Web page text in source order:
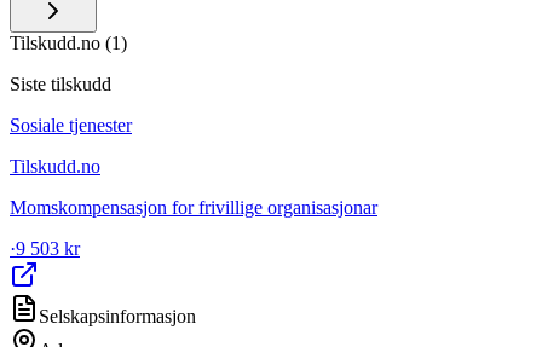
Tilskudd.no (1)
Siste tilskudd
Sosiale tjenester
Tilskudd.no
Momskompensasjon for frivillige organisasjonar
·9 503 kr
Selskapsinformasjon